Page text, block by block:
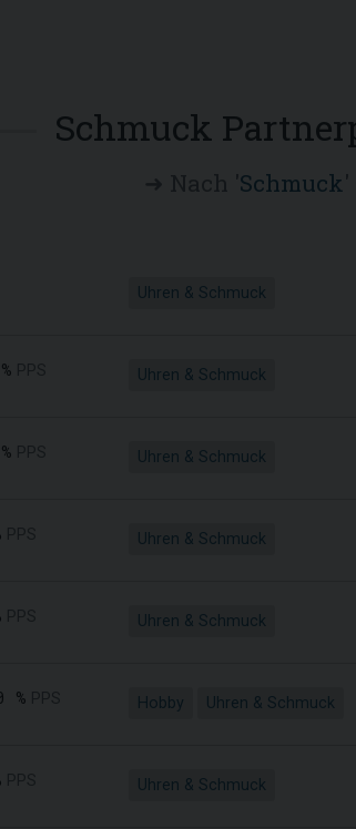
Schmuck
Schmuck
Uhren & Schmuck
Uhren & Schmuck
Uhren & Schmuck
Uhren & Schmuck
Uhren & Schmuck
% Hobby Uhren & Schmuck
Uhren & Schmuck